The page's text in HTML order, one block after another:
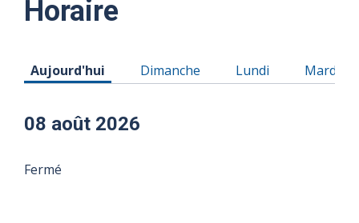
Horaire
Horaire du Samedi 08 août 2026
Aujourd'hui Horaire du Dimanche 09 août 2026
Dimanche Horaire du Lundi 10
Lundi Horaire
Mardi
08 août 2026
Fermé